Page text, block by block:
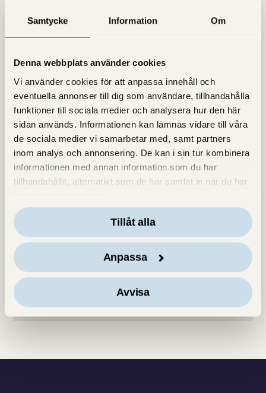
Samtycke Information Om
Denna webbplats använder cookies
Vi använder cookies för att anpassa innehåll och
eventuella annonser till dig som användare, tillhandahålla
funktioner till sociala medier och analysera hur den här
sidan används. Informationen kan lämnas vidare till våra
de sociala medier vi samarbetar med, samt partners
inom analys och annonsering. De kan i sin tur kombinera
informationen med annan information som du har
tillhandahållit, alternativt som de har samlat in när du har
Tillåt alla
Anpassa
Avvisa